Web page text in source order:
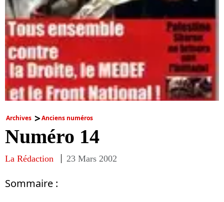
Archives Anciens numéros
Numéro 14
La Rédaction 23 Mars 2002
Sommaire :